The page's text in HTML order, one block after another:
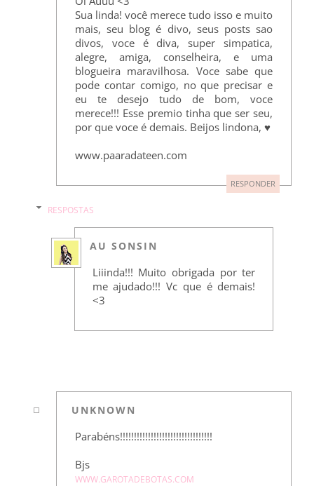
Sua linda! você merece tudo isso e muito
mais, seu blog é divo, seus posts sao
divos, voce é diva, super simpatica,
alegre, amiga, conselheira, e uma
blogueira maravilhosa. Voce sabe que
pode contar comigo, no que precisar e
eu te desejo tudo de bom, voce
merece!!! Esse premio tinha que ser seu,
por que voce é demais. Beijos lindona, ♥
www.paaradateen.com
RESPONDER
RESPOSTAS
AU SONSIN
Liiinda!!! Muito obrigada por ter
me ajudado!!! Vc que é demais!
<3
UNKNOWN
Parabéns!!!!!!!!!!!!!!!!!!!!!!!!!!!!!!!!!
Bjs
WWW.GAROTADEBOTAS.COM